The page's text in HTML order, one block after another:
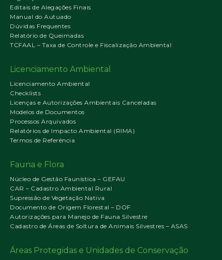
Editais de Alegações Finais
Manual do Autuado
Dúvidas Frequentes
Relatório de Queimadas
TCFAAL – Taxa de Controle e Fiscalização Ambiental
Licenciamento Ambiental
Licenciamento Ambiental
Checklists
Licenças e Autorizações Ambientais Canceladas
Modelos de Documentos
Processos Arquivados
Relatórios de Impacto Ambiental (RIMA)
Termos de Referência
Fauna e Flora
Núcleo de Gestão Faunística – GEFAU
CAR – Cadastro Ambiental Rural
Supressão de Vegetação Nativa
Documento de Origem Florestal – DOF
Autorizações para Manejo de Fauna Silvestre
Cadastro de Áreas de Soltura de Animais Silvestres – ASAS
Áreas Protegidas e Unidades de Conservação